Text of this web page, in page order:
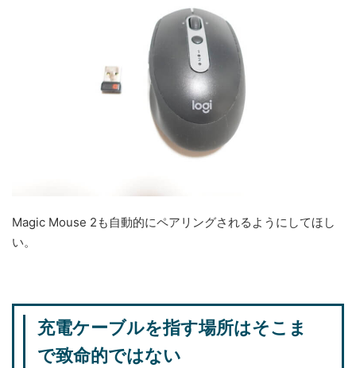
Magic Mouse 2も自動的にペアリングされるようにしてほし
い。
充電ケーブルを指す場所はそこま
で致命的ではない